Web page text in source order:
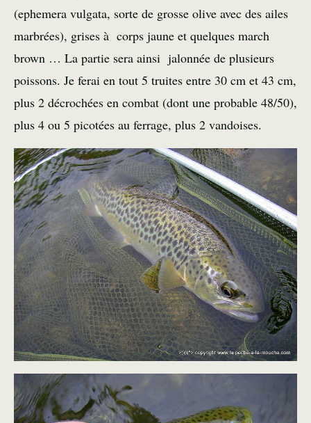
(ephemera vulgata, sorte de grosse olive avec des ailes
marbrées), grises à corps jaune et quelques march
brown … La partie sera ainsi jalonnée de plusieurs
poissons. Je ferai en tout 5 truites entre 30 cm et 43 cm,
plus 2 décrochées en combat (dont une probable 48/50),
plus 4 ou 5 picotées au ferrage, plus 2 vandoises.